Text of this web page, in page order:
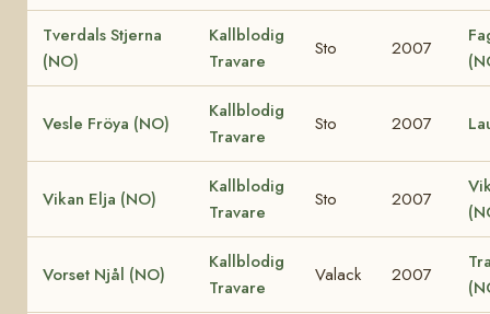
Tverdals Stjerna
(NO)
Kallblodig
Travare
Sto 2007
Vesle Fröya (NO)
Kallblodig
Travare
Sto 2007
Vikan Elja (NO)
Kallblodig
Travare
Sto 2007
Vorset Njål (NO)
Kallblodig
Travare
Valack 2007